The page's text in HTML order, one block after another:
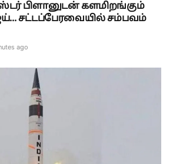
பிளானுடன் களமிறங்கும்
சட்டப்பேரவையில் சம்பவம்
ago